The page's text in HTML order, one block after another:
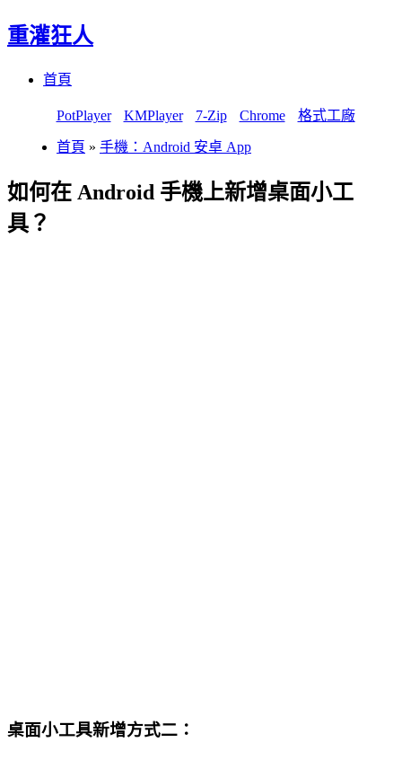
重灌狂人
首頁
PotPlayer KMPlayer 7-Zip Chrome 格式工廠
首頁 » 手機：Android 安卓 App
如何在 Android 手機上新增桌面小工
具？
桌面小工具新增方式二：